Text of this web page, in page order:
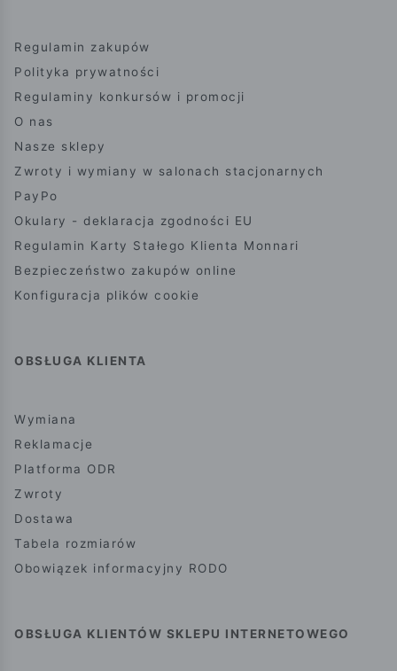
Regulamin zakupów
Polityka prywatności
Regulaminy konkursów i promocji
O nas
Nasze sklepy
Zwroty i wymiany w salonach stacjonarnych
PayPo
Okulary - deklaracja zgodności EU
Regulamin Karty Stałego Klienta Monnari
Bezpieczeństwo zakupów online
Konfiguracja plików cookie
OBSŁUGA KLIENTA
Wymiana
Reklamacje
Platforma ODR
Zwroty
Dostawa
Tabela rozmiarów
Obowiązek informacyjny RODO
OBSŁUGA KLIENTÓW SKLEPU INTERNETOWEGO